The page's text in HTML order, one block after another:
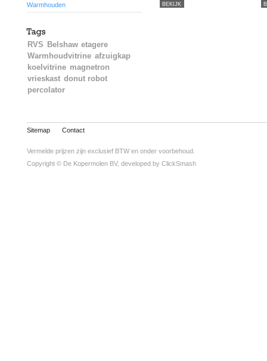
BEKIJK
Warmhouden
RVS Belshaw etagere
Warmhoudvitrine afzuigkap
koelvitrine magnetron
vrieskast donut robot
percolator
Sitemap Contact
Vermelde prijzen zijn exclusief BTW en onder voorbehoud.
Copyright © De Kopermolen BV, developed by ClickSmash